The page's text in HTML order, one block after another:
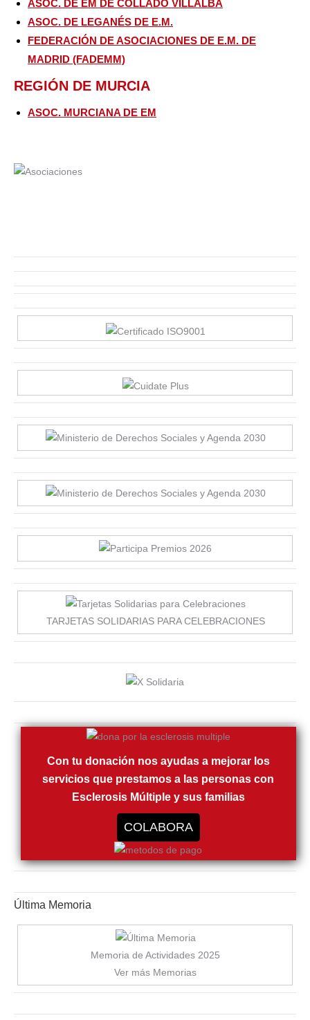
ASOC. DE EM DE COLLADO VILLALBA
ASOC. DE LEGANÉS DE E.M.
FEDERACIÓN DE ASOCIACIONES DE E.M. DE
MADRID (FADEMM)
REGIÓN DE MURCIA
ASOC. MURCIANA DE EM
TARJETAS SOLIDARIAS PARA CELEBRACIONES
Con tu donación nos ayudas a mejorar los
servicios que prestamos a las personas con
Esclerosis Múltiple y sus familias
COLABORA
Última Memoria
Memoria de Actividades 2025
Ver más Memorias